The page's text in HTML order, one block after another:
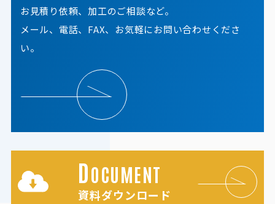
お見積り依頼、加工のご相談など。
メール、電話、FAX、お気軽にお問い合わせくださ
い。
DOCUMENT
資料ダウンロード